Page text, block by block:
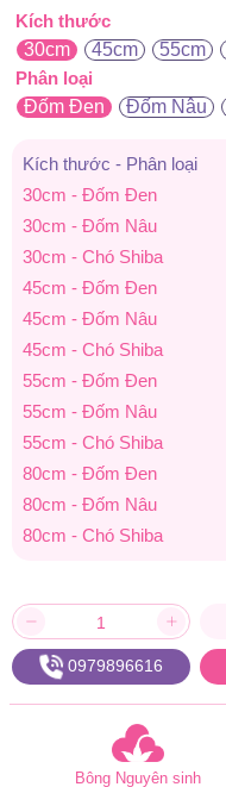
Kích thước
30cm
45cm 55cm
Phân loại
Đốm Đen
Đốm Nâu
Kích thước - Phân loại
30cm - Đốm Đen
30cm - Đốm Nâu
30cm - Chó Shiba
45cm - Đốm Đen
45cm - Đốm Nâu
45cm - Chó Shiba
55cm - Đốm Đen
55cm - Đốm Nâu
55cm - Chó Shiba
80cm - Đốm Đen
80cm - Đốm Nâu
80cm - Chó Shiba
0979896616
Bông Nguyên sinh